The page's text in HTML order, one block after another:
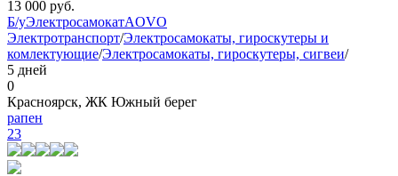
13 000 руб.
Б/уЭлектросамокатAOVO
Электротранспорт/Электросамокаты, гироскутеры и
комлектующие/Электросамокаты, гироскутеры, сигвеи/
5 дней
0
Красноярск, ЖК Южный берег
рапен
23